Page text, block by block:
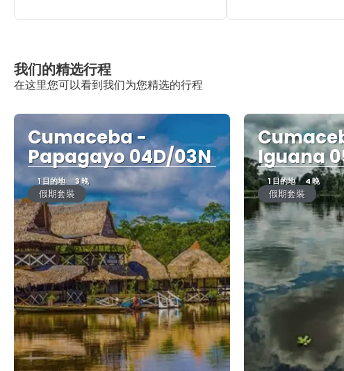
我们的精选行程
在这里您可以看到我们为您精选的行程
Cumaceba -
Papagayo 04D/03N
1 目的地 3 晚
假期套裝
Iguana
1 目的地 4 晚
假期套裝